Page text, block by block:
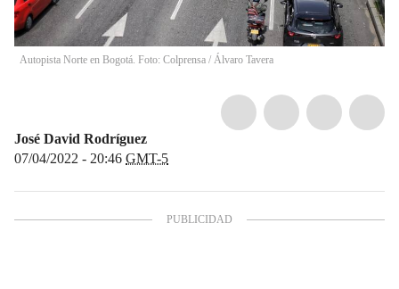
Autopista Norte en Bogotá. Foto: Colprensa / Álvaro Tavera
José David Rodríguez
07/04/2022 - 20:46 GMT-5